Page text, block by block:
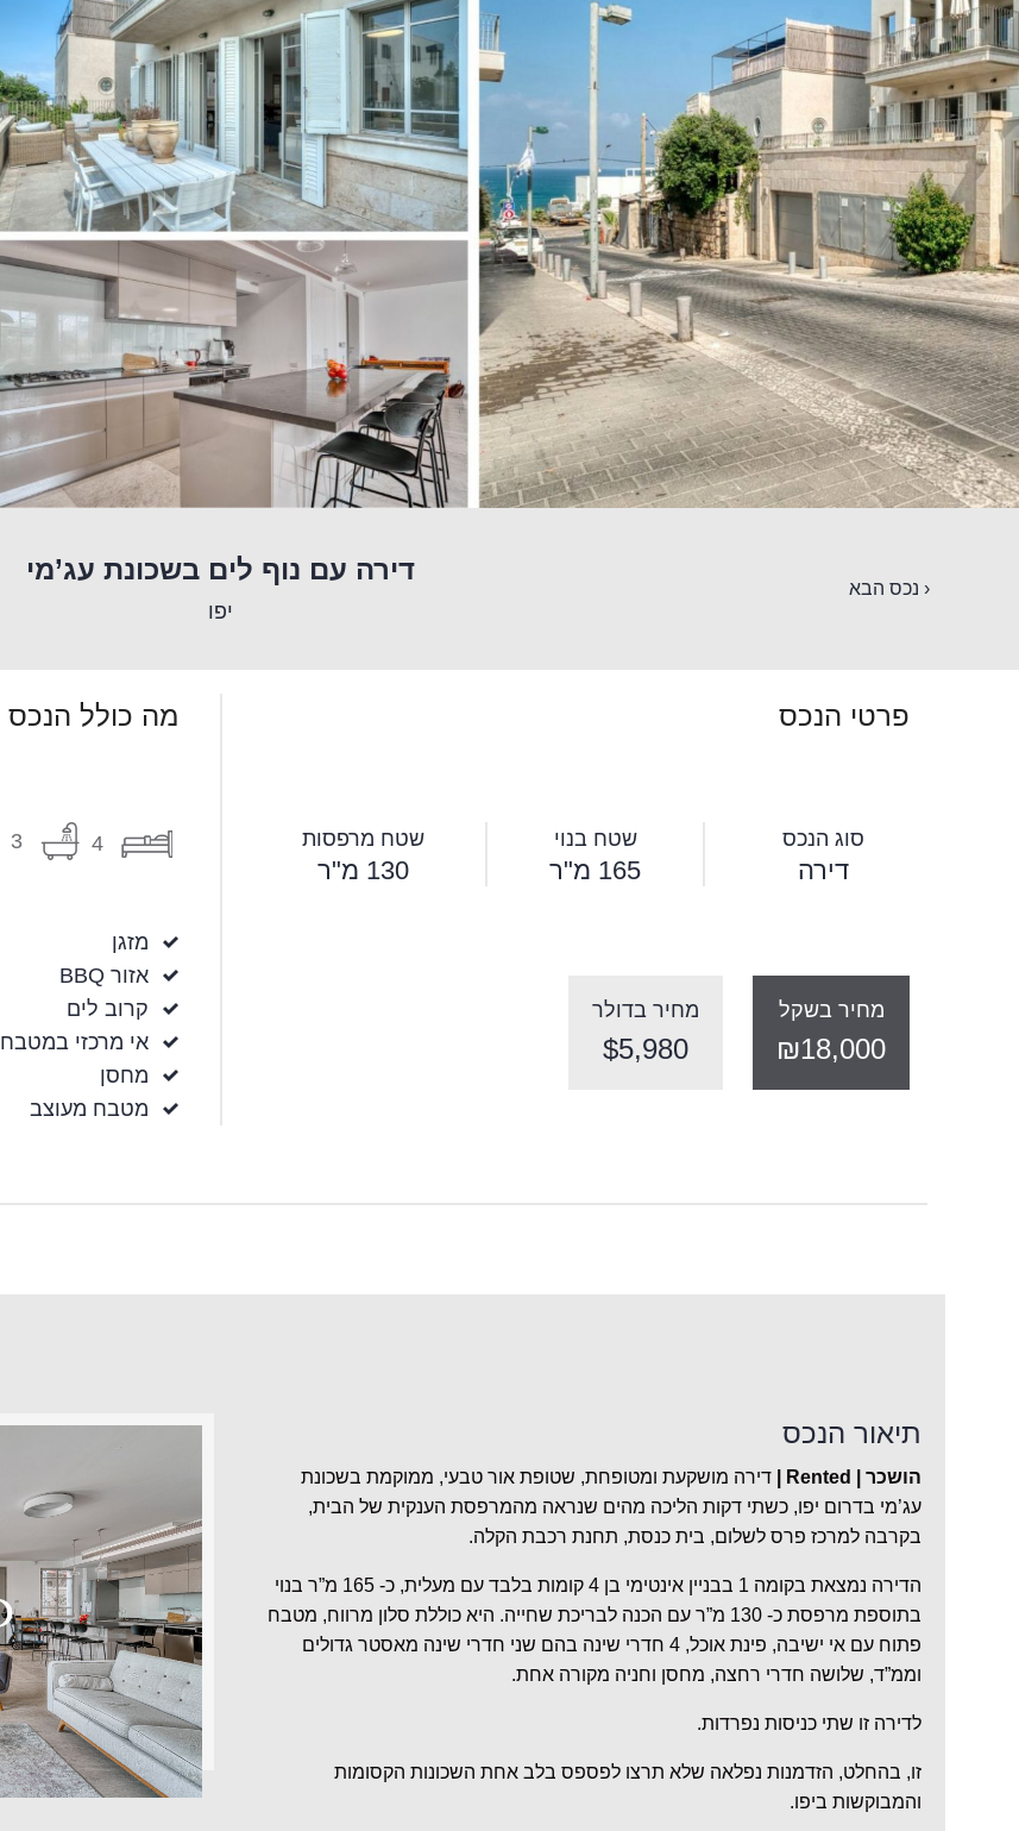
דירה עם נוף לים בשכונת עג’מי
יפו
‹ נכס הבא
פרטי הנכס
סוג הנכס
דירה
שטח בנוי
165 מ"ר
שטח מרפסות
130 מ"ר
מחיר בשקל
₪18,000
מחיר בדולר
$5,980
מה כולל הנכס
4
3
מזגן
אזור BBQ
קרוב לים
אי מרכזי במטבח
מחסן
מטבח מעוצב
תיאור הנכס
הושכר | Rented |
דירה מושקעת ומטופחת, שטופת אור טבעי, ממוקמת בשכונת
עג’מי בדרום יפו, כשתי דקות הליכה מהים שנראה מהמרפסת הענקית של הבית,
בקרבה למרכז פרס לשלום, בית כנסת, תחנת רכבת הקלה.
הדירה נמצאת בקומה 1 בבניין אינטימי בן 4 קומות בלבד עם מעלית, כ- 165 מ”ר בנוי
בתוספת מרפסת כ- 130 מ”ר עם הכנה לבריכת שחייה. היא כוללת סלון מרווח, מטבח
פתוח עם אי ישיבה, פינת אוכל, 4 חדרי שינה בהם שני חדרי שינה מאסטר גדולים
וממ”ד, שלושה חדרי רחצה, מחסן וחניה מקורה אחת.
לדירה זו שתי כניסות נפרדות.
זו, בהחלט, הזדמנות נפלאה שלא תרצו לפספס בלב אחת השכונות הקסומות
והמבוקשות ביפו.